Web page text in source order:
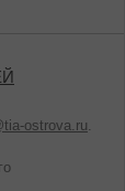
ostrova.ru